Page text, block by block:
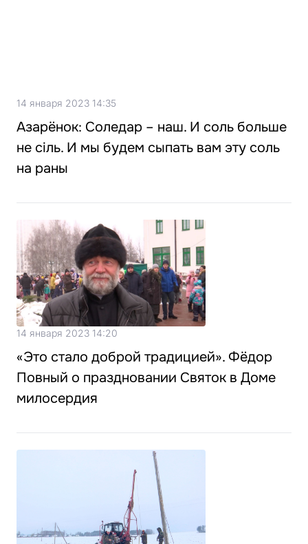
14 января 2023 14:35
Азарёнок: Соледар – наш. И соль больше
не сіль. И мы будем сыпать вам эту соль
на раны
14 января 2023 14:20
«Это стало доброй традицией». Фёдор
Повный о праздновании Святок в Доме
милосердия